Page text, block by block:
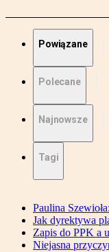
Powiązane
Polecane
Najnowsze
Tagi
Paulina
Jak dyrektywa
Zapis do PPK a
Niejasna